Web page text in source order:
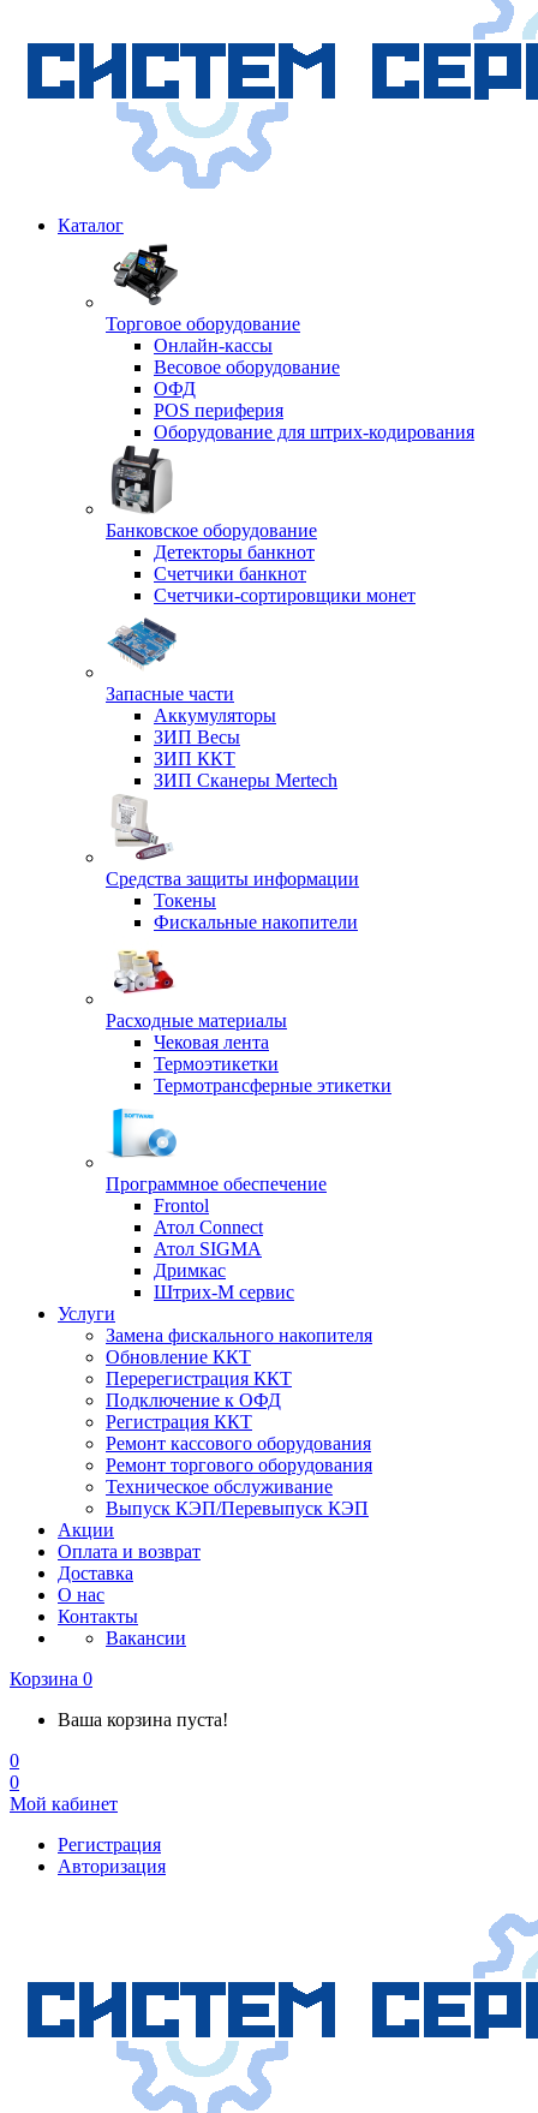
Каталог
Торговое оборудование
Онлайн-кассы
Весовое оборудование
ОФД
POS периферия
Оборудование для штрих-кодирования
Банковское оборудование
Детекторы банкнот
Счетчики банкнот
Счетчики-сортировщики монет
Запасные части
Аккумуляторы
ЗИП Весы
ЗИП ККТ
ЗИП Сканеры Mertech
Средства защиты информации
Токены
Фискальные накопители
Расходные материалы
Чековая лента
Термоэтикетки
Термотрансферные этикетки
Программное обеспечение
Frontol
Атол Connect
Атол SIGMA
Дримкас
Штрих-М сервис
Услуги
Замена фискального накопителя
Обновление ККТ
Перерегистрация ККТ
Подключение к ОФД
Регистрация ККТ
Ремонт кассового оборудования
Ремонт торгового оборудования
Техническое обслуживание
Выпуск КЭП/Перевыпуск КЭП
Акции
Оплата и возврат
Доставка
О нас
Контакты
Вакансии
Корзина 0
Ваша корзина пуста!
0
0
Мой кабинет
Регистрация
Авторизация